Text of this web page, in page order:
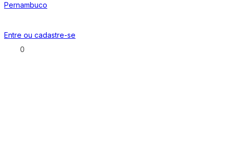
Pernambuco
Entre ou cadastre-se
0